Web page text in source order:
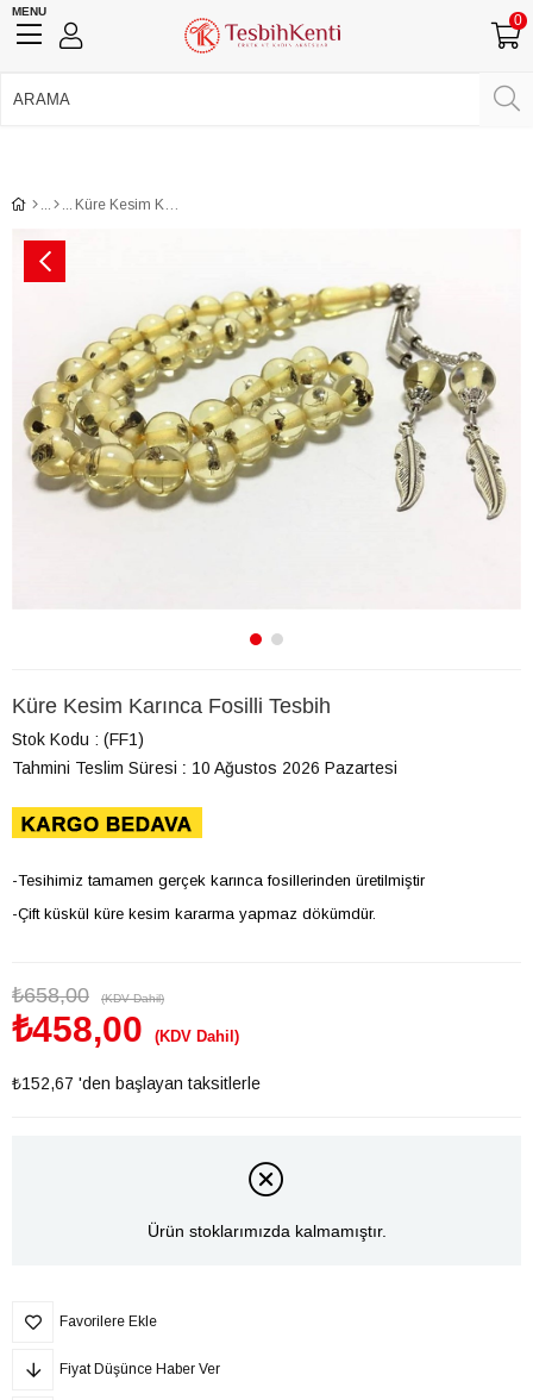
MENU
0
Küre Kesim Karınca Fosilli Tesbih
Küre Kesim Karınca Fosilli Tesbih
Stok Kodu
(FF1)
Tahmini Teslim Süresi : 10 Ağustos 2026 Pazartesi
-Tesihimiz tamamen gerçek karınca fosillerinden üretilmiştir
-Çift küskül küre kesim kararma yapmaz dökümdür.
₺658,00 (KDV Dahil)
₺458,00 (KDV Dahil)
₺152,67 'den başlayan taksitlerle
Ürün stoklarımızda kalmamıştır.
Favorilere Ekle
Fiyat Düşünce Haber Ver